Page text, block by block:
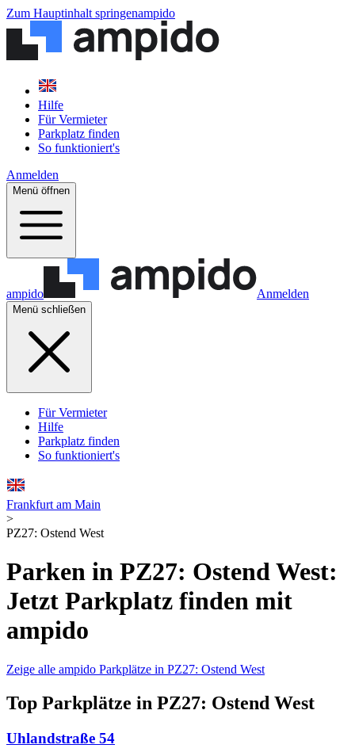
Zum Hauptinhalt springenampido
Hilfe
Für Vermieter
Parkplatz finden
So funktioniert's
Anmelden
Menü öffnen
ampido Anmelden
Menü schließen
Für Vermieter
Hilfe
Parkplatz finden
So funktioniert's
Frankfurt am Main
>
PZ27: Ostend West
Parken in PZ27: Ostend West:
Jetzt Parkplatz finden mit
ampido
Zeige alle ampido Parkplätze in PZ27: Ostend West
Top Parkplätze in PZ27: Ostend West
Uhlandstraße 54